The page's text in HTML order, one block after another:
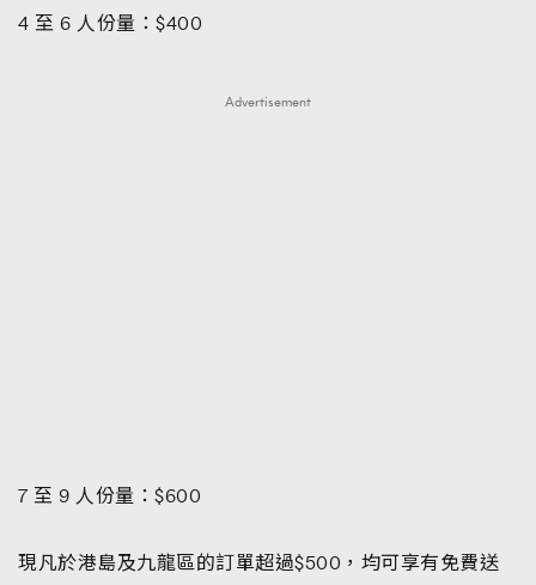
4 至 6 人份量：$400
Advertisement
7 至 9 人份量：$600
現凡於港島及九龍區的訂單超過$500，均可享有免費送